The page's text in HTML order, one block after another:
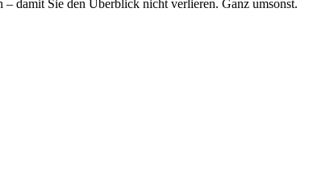
damit Sie den Überblick nicht verlieren. Ganz umsonst.